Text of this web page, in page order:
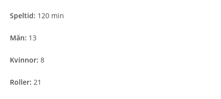
Speltid: 120 min
Män: 13
Kvinnor: 8
Roller: 21